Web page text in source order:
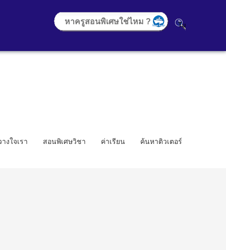
งใจเรา สอนพิเศษวิชา ค่าเรียน ค้นหาติวเตอร์